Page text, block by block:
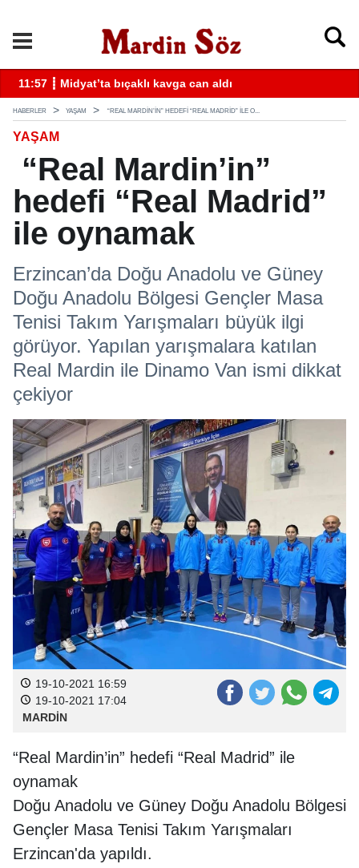
11:57 ┋ Midyat’ta bıçaklı kavga can aldı
HABERLER YAŞAM “REAL MARDIN’IN” HEDEFI “REAL MADRID” ILE O...
YAŞAM
“Real Mardin’in”
hedefi “Real Madrid”
ile oynamak
Erzincan’da Doğu Anadolu ve Güney
Doğu Anadolu Bölgesi Gençler Masa
Tenisi Takım Yarışmaları büyük ilgi
görüyor. Yapılan yarışmalara katılan
Real Mardin ile Dinamo Van ismi dikkat
çekiyor
19-10-2021 16:59
19-10-2021 17:04
MARDİN
“Real Mardin’in” hedefi “Real Madrid” ile
oynamak
Doğu Anadolu ve Güney Doğu Anadolu Bölgesi
Gençler Masa Tenisi Takım Yarışmaları
Erzincan'da yapıldı.